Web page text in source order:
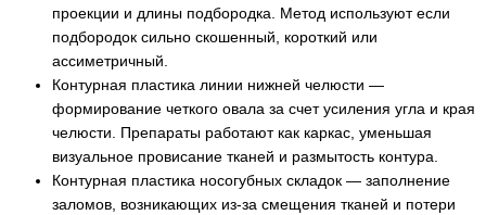
проекции и длины подбородка. Метод используют если
подбородок сильно скошенный, короткий или
ассиметричный.
Контурная пластика линии нижней челюсти —
формирование четкого овала за счет усиления угла и края
челюсти. Препараты работают как каркас, уменьшая
визуальное провисание тканей и размытость контура.
Контурная пластика носогубных складок — заполнение
заломов, возникающих из-за смещения тканей и потери